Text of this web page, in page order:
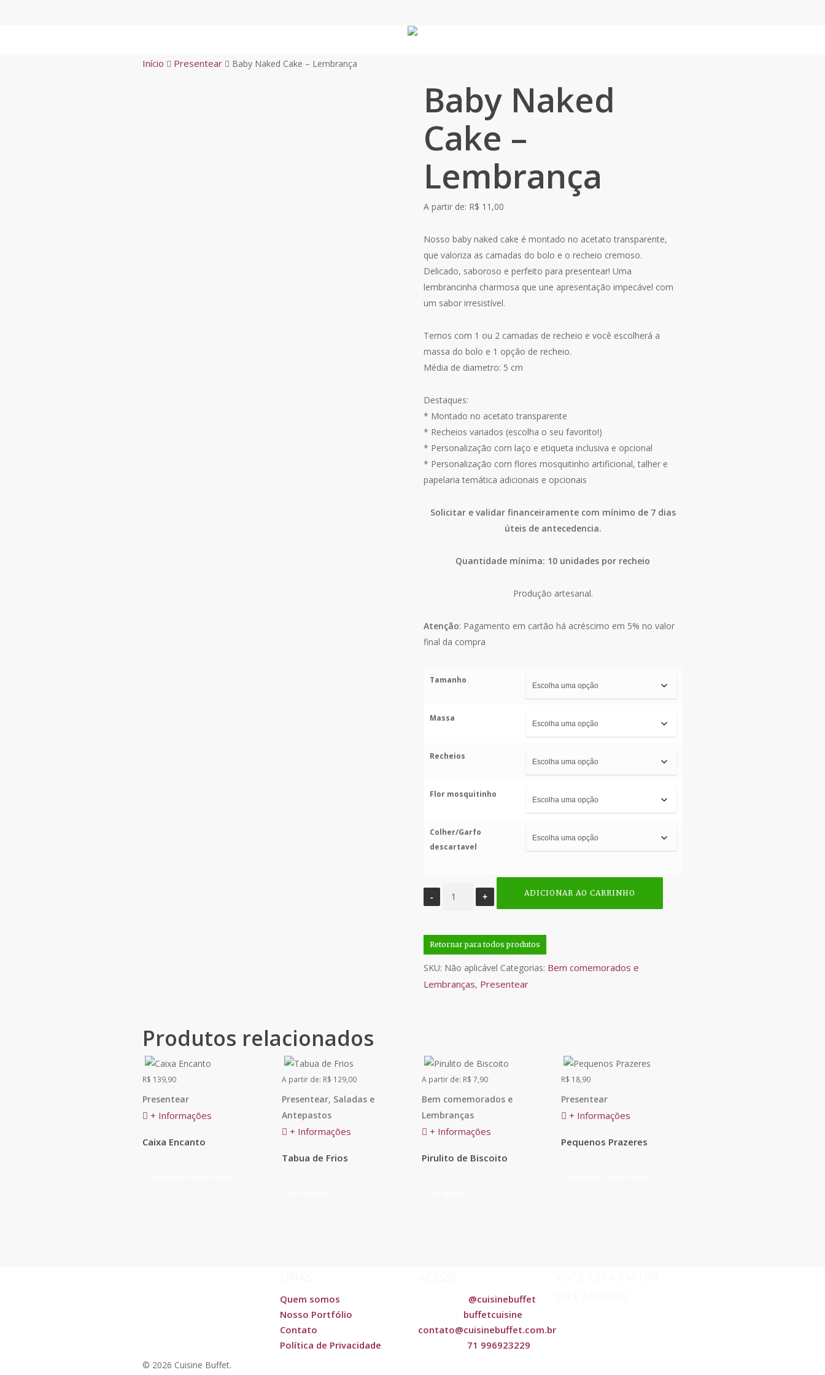
Início Presentear Baby Naked Cake – Lembrança
Baby Naked
Cake –
Lembrança
A partir de: R$ 11,00
Nosso baby naked cake é montado no acetato transparente,
que valoriza as camadas do bolo e o recheio cremoso.
Delicado, saboroso e perfeito para presentear! Uma
lembrancinha charmosa que une apresentação impecável com
um sabor irresistível.
Temos com 1 ou 2 camadas de recheio e você escolherá a
massa do bolo e 1 opção de recheio.
Média de diametro: 5 cm
Destaques:
* Montado no acetato transparente
* Recheios variados (escolha o seu favorito!)
* Personalização com laço e etiqueta inclusiva e opcional
* Personalização com flores mosquitinho artificional, talher e
papelaria temática adicionais e opcionais
Solicitar e validar financeiramente com mínimo de 7 dias
úteis de antecedencia.
Quantidade mínima: 10 unidades por recheio
Produção artesanal.
Atenção: Pagamento em cartão há acréscimo em 5% no valor
final da compra
Tamanho
Massa
Recheios
Flor mosquitinho
Colher/Garfo
descartavel
-
Lembrança
quantidade
ADICIONAR AO CARRINHO
Retornar para todos produtos
SKU: Não aplicável Categorias: Bem comemorados e
Lembranças, Presentear
Produtos relacionados
R$ 139,90
Presentear
+ Informações
Caixa Encanto
A partir de: R$ 129,00
Presentear, Saladas e
Antepastos
+ Informações
Tabua de Frios
podem
ser
na
A partir de: R$ 7,90
Bem comemorados e
Lembranças
+ Informações
Pirulito de Biscoito
podem
ser
escolhidas
na
R$ 18,90
Presentear
+ Informações
Pequenos Prazeres
Quem somos
Nosso Portfólio
Contato
Política de Privacidade
@cuisinebuffet
buffetcuisine
contato@cuisinebuffet.com.br
71 996923229
© 2026 Cuisine Buffet.